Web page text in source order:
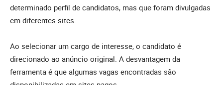
determinado perfil de candidatos, mas que foram divulgadas
em diferentes sites.
Ao selecionar um cargo de interesse, o candidato é
direcionado ao anúncio original. A desvantagem da
ferramenta é que algumas vagas encontradas são